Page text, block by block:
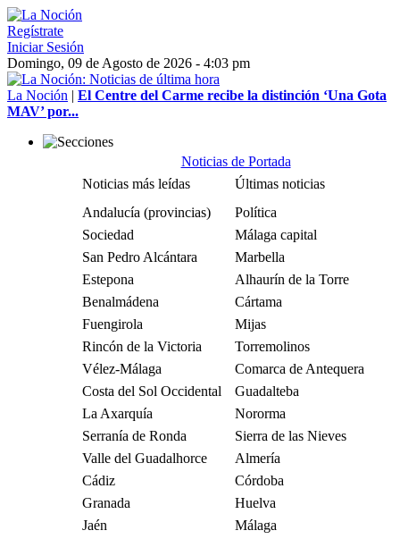
Regístrate
Iniciar Sesión
Domingo, 09 de Agosto de 2026 - 4:03 pm
La Noción | El Centre del Carme recibe la distinción ‘Una Gota
MAV’ por...
Noticias de Portada
Noticias más leídas
Últimas noticias
Andalucía (provincias)
Política
Sociedad
Málaga capital
San Pedro Alcántara
Marbella
Estepona
Alhaurín de la Torre
Benalmádena
Cártama
Fuengirola
Mijas
Rincón de la Victoria
Torremolinos
Vélez-Málaga
Comarca de Antequera
Costa del Sol Occidental
Guadalteba
La Axarquía
Nororma
Serranía de Ronda
Sierra de las Nieves
Valle del Guadalhorce
Almería
Cádiz
Córdoba
Granada
Huelva
Jaén
Málaga